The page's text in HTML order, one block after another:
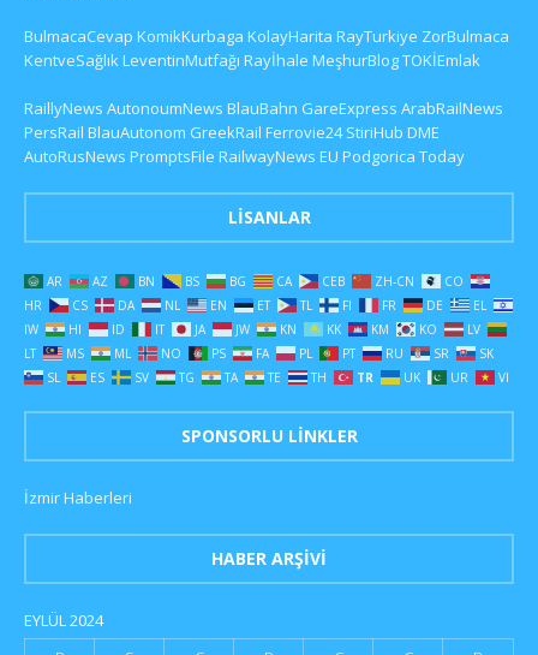
BulmacaCevap KomikKurbaga KolayHarita RayTurkiye ZorBulmaca
KentveSağlıkLeventinMutfağı Rayİhale MeşhurBlogTOKİEmlak
RaillyNews AutonoumNews BlauBahn GareExpress ArabRailNews
PersRail BlauAutonom GreekRail Ferrovie24 StiriHub DME
AutoRusNews PromptsFile RailwayNews EU Podgorica Today
LISANLAR
AR AZ BN BS BG CA CEB ZH-CN
CO
HR
CS DA NL EN ET TL FI FR DE
EL
IW
HI ID IT JA JW KN KK KM KO
LV
LT
MS ML NO PS FA PL PT RU SR
SK
SL
ES SV TG TA TE TH TR UK UR VI
SPONSORLU LINKLER
İzmir Haberleri
HABER ARŞIVI
EYLÜL 2024